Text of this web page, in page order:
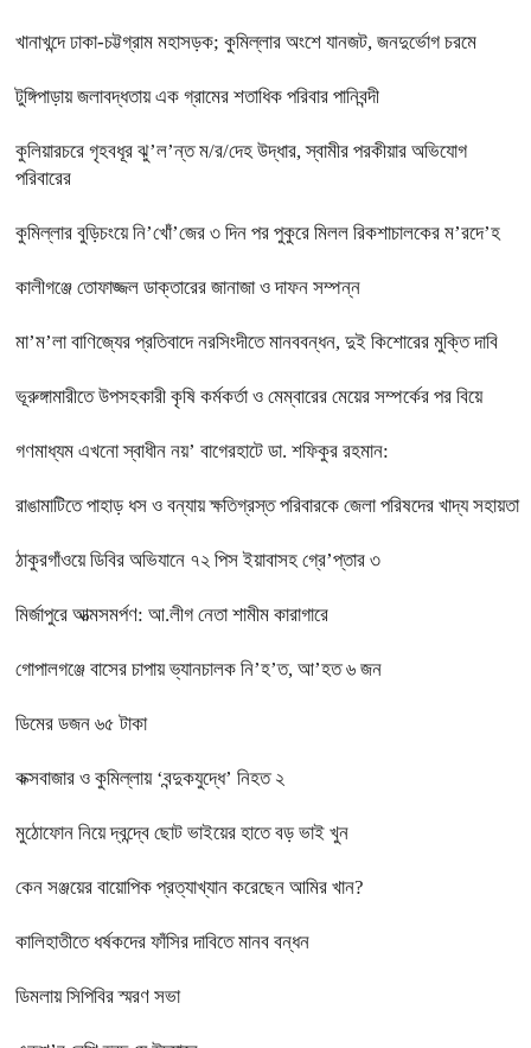
খানাখন্দে ঢাকা-চট্টগ্রাম মহাসড়ক; কুমিল্লার অংশে যানজট, জনদুর্ভোগ চরমে
টুঙ্গিপাড়ায় জলাবদ্ধতায় এক গ্রামের শতাধিক পরিবার পানিবন্দী
কুলিয়ারচরে গৃহবধূর ঝু’ল’ন্ত ম/র/দেহ উদ্ধার, স্বামীর পরকীয়ার অভিযোগ
পরিবারের
কুমিল্লার বুড়িচংয়ে নি’খোঁ’জের ৩ দিন পর পুকুরে মিলল রিকশাচালকের ম’রদে’হ
কালীগঞ্জে তোফাজ্জল ডাক্তারের জানাজা ও দাফন সম্পন্ন
মা’ম’লা বাণিজ্যের প্রতিবাদে নরসিংদীতে মানববন্ধন, দুই কিশোরের মুক্তি দাবি
ভূরুঙ্গামারীতে উপসহকারী কৃষি কর্মকর্তা ও মেম্বারের মেয়ের সম্পর্কের পর বিয়ে
গণমাধ্যম এখনো স্বাধীন নয়’ বাগেরহাটে ডা. শফিকুর রহমান:
রাঙামাটিতে পাহাড় ধস ও বন্যায় ক্ষতিগ্রস্ত পরিবারকে জেলা পরিষদের খাদ্য সহায়তা
ঠাকুরগাঁওয়ে ডিবির অভিযানে ৭২ পিস ইয়াবাসহ গ্রে’প্তার ৩
মির্জাপুরে আত্মসমর্পণ: আ.লীগ নেতা শামীম কারাগারে
গোপালগঞ্জে বাসের চাপায় ভ্যানচালক নি’হ’ত, আ’হত ৬ জন
ডিমের ডজন ৬৫ টাকা
কক্সবাজার ও কুমিল্লায় ‘বন্দুকযুদ্ধে’ নিহত ২
মুঠোফোন নিয়ে দ্বন্দ্বে ছোট ভাইয়ের হাতে বড় ভাই খুন
কেন সঞ্জয়ের বায়োপিক প্রত্যাখ্যান করেছেন আমির খান?
কালিহাতীতে ধর্ষকদের ফাঁসির দাবিতে মানব বন্ধন
ডিমলায় সিপিবির স্মরণ সভা